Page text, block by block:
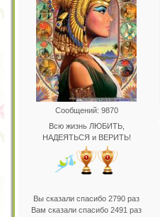
Сообщений: 9870
Всю жизнь ЛЮБИТЬ,
НАДЕЯТЬСЯ и ВЕРИТЬ!
Вы сказали спасибо 2790 раз
Вам сказали спасибо 2491 раз